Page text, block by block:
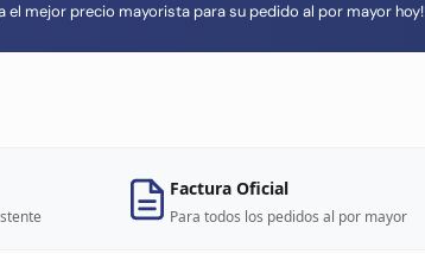
el mejor precio mayorista para su pedido al por mayor hoy!
Factura Oficial
Para todos los pedidos al por mayor